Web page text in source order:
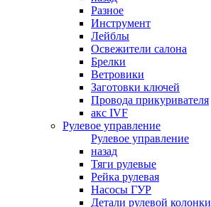
Разное
Инструмент
Лейблы
Освежители салона
Брелки
Ветровики
Заготовки ключей
Провода прикуривателя
акс IVF
Рулевое управление
Рулевое управление
назад
Тяги рулевые
Рейка рулевая
Насосы ГУР
Детали рулевой колонки